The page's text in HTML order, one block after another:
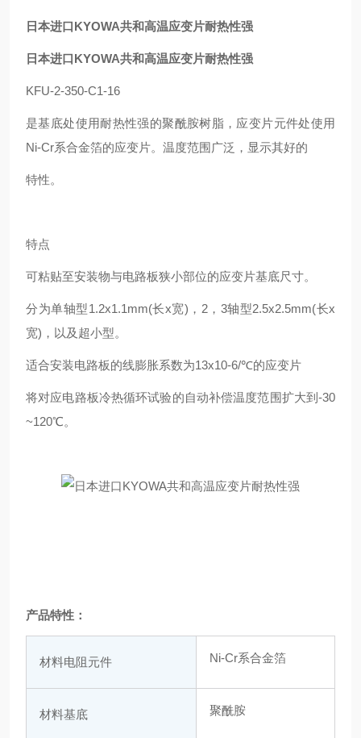
日本进口KYOWA共和高温应变片耐热性强
日本进口KYOWA共和高温应变片耐热性强
KFU-2-350-C1-16
是基底处使用耐热性强的聚酰胺树脂，应变片元件处使用
Ni-Cr系合金箔的应变片。温度范围广泛，显示其好的
特性。
特点
可粘贴至安装物与电路板狭小部位的应变片基底尺寸。
分为单轴型1.2x1.1mm(长x宽)，2，3轴型2.5x2.5mm(长x
宽)，以及超小型。
适合安装电路板的线膨胀系数为13x10-6/℃的应变片
将对应电路板冷热循环试验的自动补偿温度范围扩大到-30
~120℃。
产品特性：
材料电阻元件 Ni-Cr系合金箔
材料基底 聚酰胺